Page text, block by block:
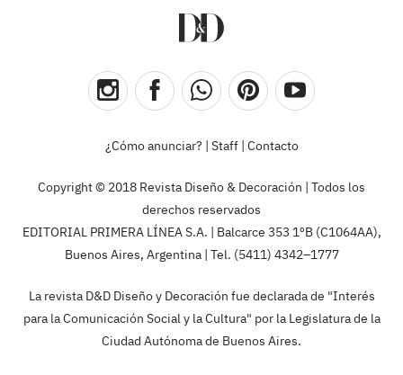
¿Cómo anunciar? Staff| Contacto
Copyright © 2018 Revista Diseño & Decoración | Todos los
derechos reservados
EDITORIAL PRIMERA LÍNEA S.A. | Balcarce 353 1ºB (C1064AA),
Buenos Aires, Argentina | Tel. (5411) 4342–1777
La revista D&D Diseño y Decoración fue declarada de "Interés
para la Comunicación Social y la Cultura" por la Legislatura de la
Ciudad Autónoma de Buenos Aires.